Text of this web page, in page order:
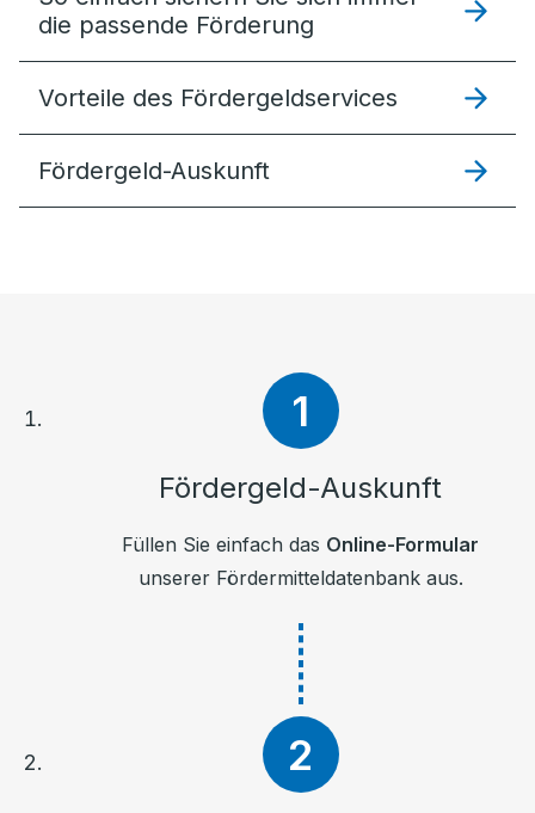
die passende Förderung
Vorteile des Fördergeldservices
Fördergeld-Auskunft
Fördergeld-Auskunft
Füllen Sie einfach das Online-Formular
unserer Fördermitteldatenbank aus.